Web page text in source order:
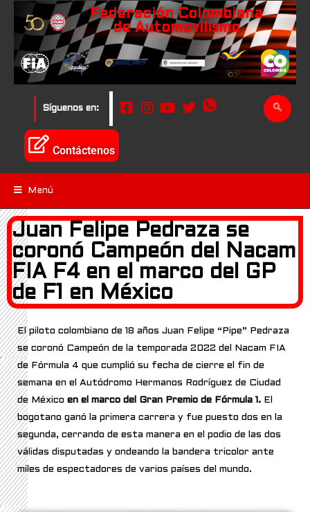
Federación Colombiana
de Automovilismo
Síguenos en:
Contáctenos
Menú
Juan Felipe Pedraza se
coronó Campeón del Nacam
FIA F4 en el marco del GP
de F1 en México
El piloto colombiano de 18 años Juan Felipe “Pipe” Pedraza
se coronó Campeón de la temporada 2022 del Nacam FIA
de Fórmula 4 que cumplió su fecha de cierre el fin de
semana en el Autódromo Hermanos Rodríguez de Ciudad
de México en el marco del Gran Premio de Fórmula 1. El
bogotano ganó la primera carrera y fue puesto dos en la
segunda, cerrando de esta manera en el podio de las dos
válidas disputadas y ondeando la bandera tricolor ante
miles de espectadores de varios países del mundo.